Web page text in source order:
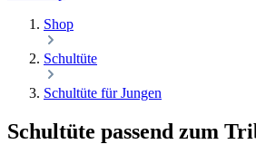
Shop
Schultüte
Schultüte für Jungen
Schultüte passend zum